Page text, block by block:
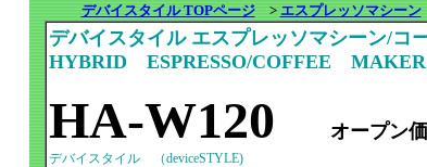
デバイスタイル TOPページ>エスプレッソマシーン
デバイスタイル エスプレッソマシーン/コ
HYBRID ESPRESSO/COFFEE MAKER
HA-W120 オープン
デバイスタイル （deviceSTYLE)